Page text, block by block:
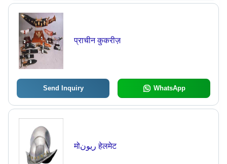
प्राचीन कुकरीज़
Send Inquiry WhatsApp
मोريون हेलमेट